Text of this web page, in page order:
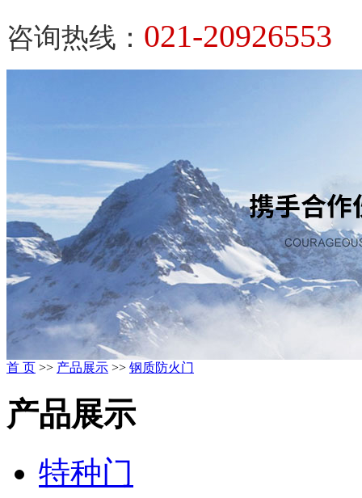
咨询热线： 021-20926553
首 页 >> 产品展示 >> 钢质防火门
产品展示
特种门